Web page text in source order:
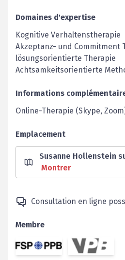
Domaines d'expertise
Kognitive Verhaltenstherapie
Akzeptanz- und Commitment
lösungsorientierte Therapie
Achtsamkeitsorientierte
Informations
Online-Therapie (Skype,
Emplacement
Susanne Hollenstein
Montrer
Consultation en ligne
Membre